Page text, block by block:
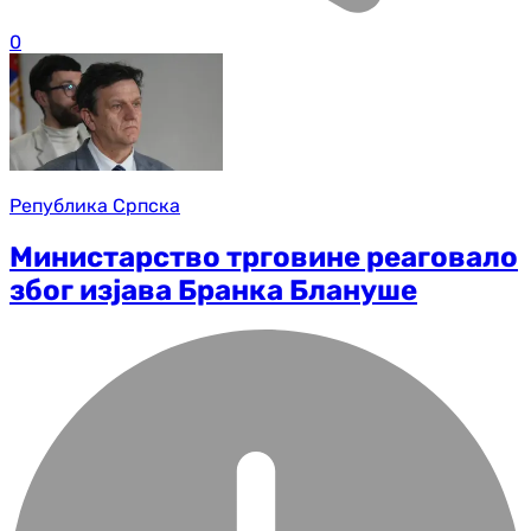
0
Република Српска
Министарство трговине реаговало
због изјава Бранка Блануше